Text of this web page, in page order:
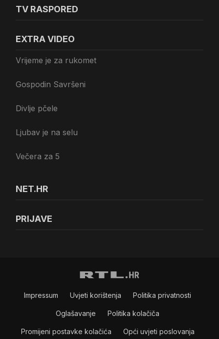
TV RASPORED
EXTRA VIDEO
Vrijeme je za rukomet
Gospodin Savršeni
Divlje pčele
Ljubav je na selu
Večera za 5
NET.HR
PRIJAVE
Impressum Uvjeti korištenja Politika privatnosti
Oglašavanje Politika kolačiča
Promijeni postavke kolačića Opći uvjeti poslovanja